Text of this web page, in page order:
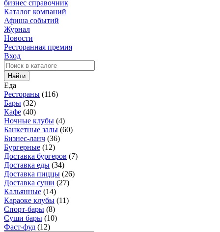
бизнес справочник
Каталог компаний
Афиша событий
Журнал
Новости
Ресторанная премия
Вход
Найти
Еда
Рестораны (116)
Бары (32)
Кафе (40)
Ночные клубы (4)
Банкетные залы (60)
Бизнес-ланч (36)
Бургерные (12)
Доставка бургеров (7)
Доставка еды (34)
Доставка пиццы (26)
Доставка суши (27)
Кальянные (14)
Караоке клубы (11)
Спорт-бары (8)
Суши бары (10)
Фаст-фуд (12)